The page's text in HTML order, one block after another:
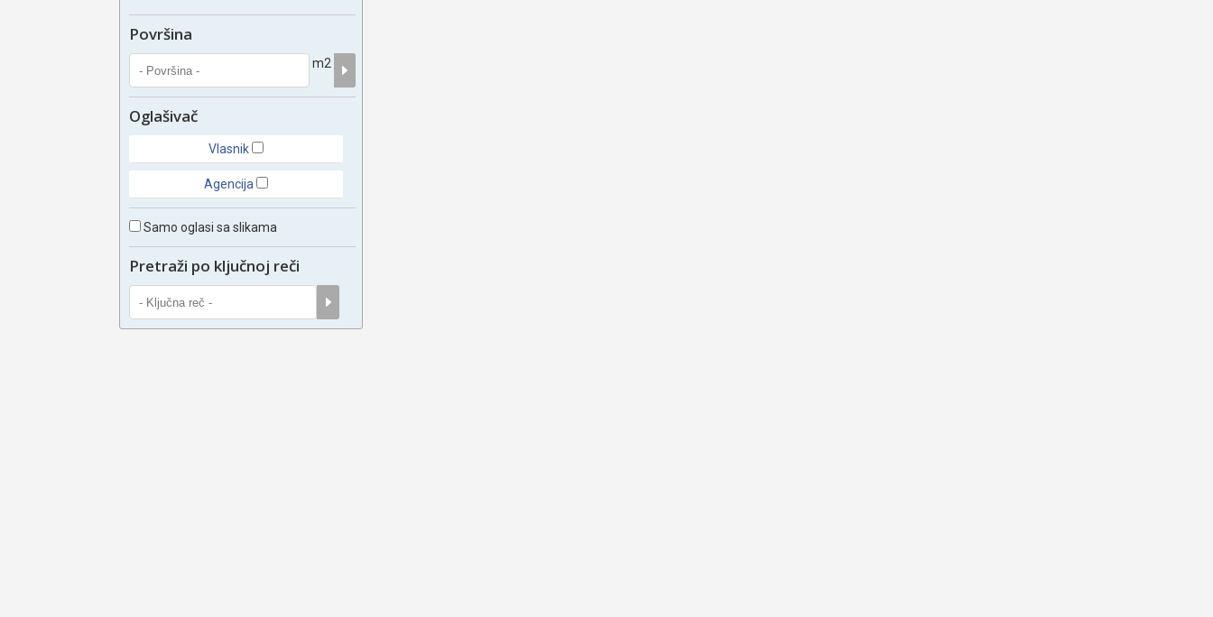
Površina
m2
Oglašivač
Vlasnik
Agencija
Samo oglasi sa slikama
Pretraži po ključnoj reči